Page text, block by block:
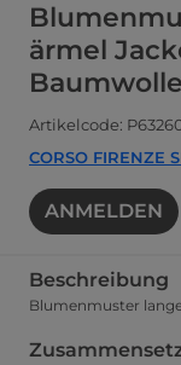
ärmel
Artikelcode:
CORSO FIRENZE
ANMELDEN
Beschreibung
Blumenmuster